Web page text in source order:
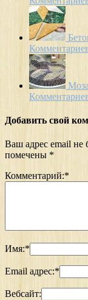
Добавить свой
Ваш адрес email не
помечены *
Комментарий:*
Имя:*
Email адрес:*
Вебсайт: